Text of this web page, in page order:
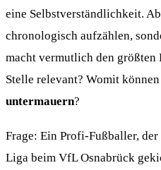
eine Selbstverständlichkeit.
chronologisch aufzählen,
macht vermutlich den größten
Stelle relevant? Womit
untermauern?
Frage: Ein Profi-Fußballer,
Liga beim VfL Osnabrück